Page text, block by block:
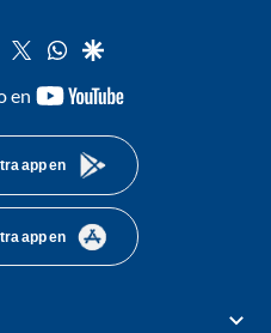
instagram
twitterwhatsapp
google
en
youtube-
app en
app en